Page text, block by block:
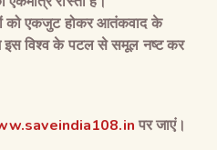
को एकजुट होकर आतंकवाद के
इस विश्व के पटल से समूल नष्ट कर
पर जाएं।